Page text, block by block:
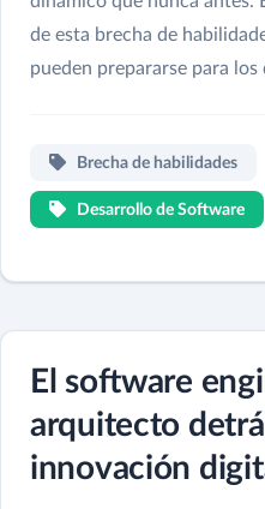
de esta brecha de
pueden prepararse para los
Brecha de habilidades
Desarrollo de Software
El software
arquitecto
innovación